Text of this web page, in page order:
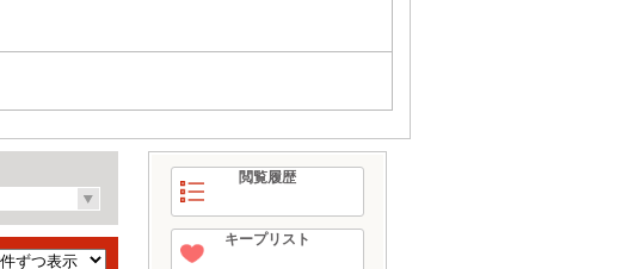
閲覧履歴
キープリスト